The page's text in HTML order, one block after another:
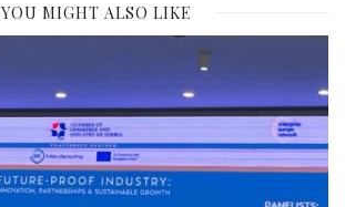
YOU MIGHT ALSO LIKE